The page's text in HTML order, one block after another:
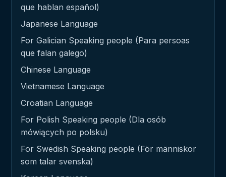
que hablan español)
Japanese Language
For Galician Speaking people (Para persoas
que falan galego)
Chinese Language
Vietnamese Language
Croatian Language
For Polish Speaking people (Dla osób
mówiących po polsku)
For Swedish Speaking people (För människor
som talar svenska)